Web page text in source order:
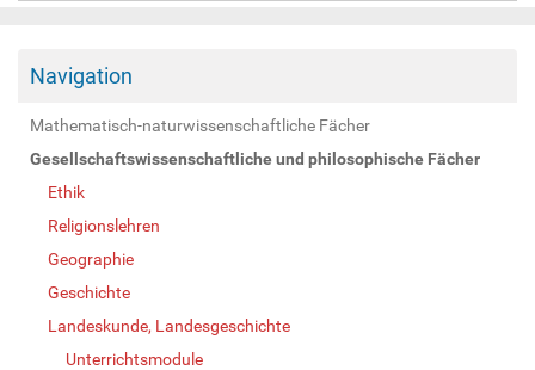
Navigation
Mathematisch-naturwissenschaftliche Fächer
Gesellschaftswissenschaftliche und philosophische Fächer
Ethik
Religionslehren
Geographie
Geschichte
Landeskunde, Landesgeschichte
Unterrichtsmodule